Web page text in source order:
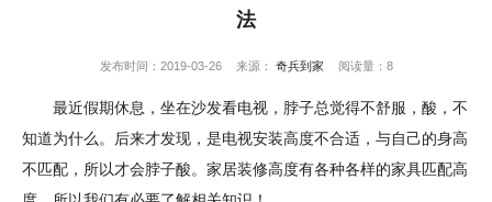
法
发布时间：2019-03-26 来源： 奇兵到家 阅读量：8
最近假期休息，坐在沙发看电视，脖子总觉得不舒服，酸，不
知道为什么。后来才发现，是电视安装高度不合适，与自己的身高
不匹配，所以才会脖子酸。家居装修高度有各种各样的家具匹配高